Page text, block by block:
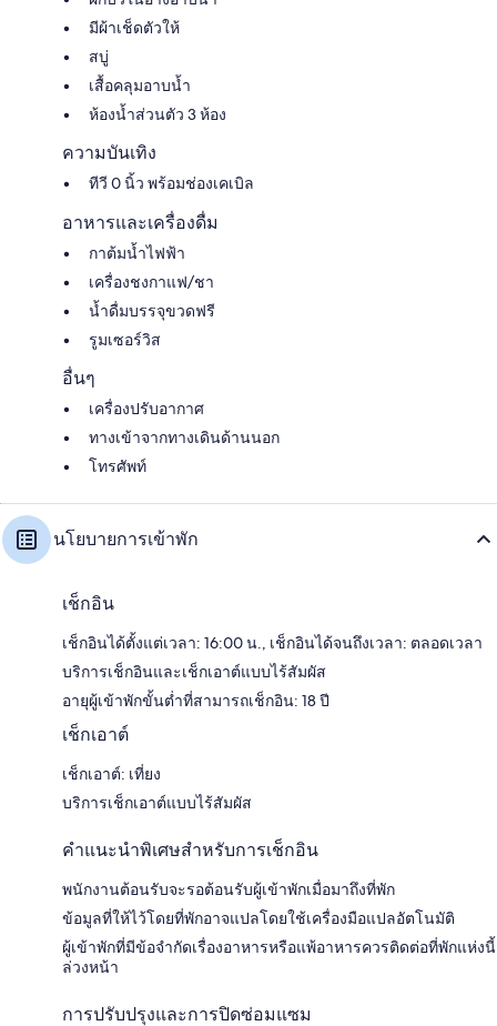
มีผ้าเช็ดตัวให้
สบู่
เสื้อคลุมอาบน้ำ
ห้องน้ำส่วนตัว 3 ห้อง
ความบันเทิง
ทีวี 0 นิ้ว พร้อมช่องเคเบิล
อาหารและเครื่องดื่ม
กาต้มน้ำไฟฟ้า
เครื่องชงกาแฟ/ชา
น้ำดื่มบรรจุขวดฟรี
รูมเซอร์วิส
อื่นๆ
เครื่องปรับอากาศ
ทางเข้าจากทางเดินด้านนอก
โทรศัพท์
นโยบายการเข้าพัก
เช็กอิน
เช็กอินได้ตั้งแต่เวลา: 16:00 น., เช็กอินได้จนถึงเวลา: ตลอดเวลา
บริการเช็กอินและเช็กเอาต์แบบไร้สัมผัส
อายุผู้เข้าพักขั้นต่ำที่สามารถเช็กอิน: 18 ปี
เช็กเอาต์
เช็กเอาต์: เที่ยง
บริการเช็กเอาต์แบบไร้สัมผัส
คำแนะนำพิเศษสำหรับการเช็กอิน
พนักงานต้อนรับจะรอต้อนรับผู้เข้าพักเมื่อมาถึงที่พัก
ข้อมูลที่ให้ไว้โดยที่พักอาจแปลโดยใช้เครื่องมือแปลอัตโนมัติ
ผู้เข้าพักที่มีข้อจำกัดเรื่องอาหารหรือแพ้อาหารควรติดต่อที่พักแห่งนี้
ล่วงหน้า
การปรับปรุงและการปิดซ่อมแซม